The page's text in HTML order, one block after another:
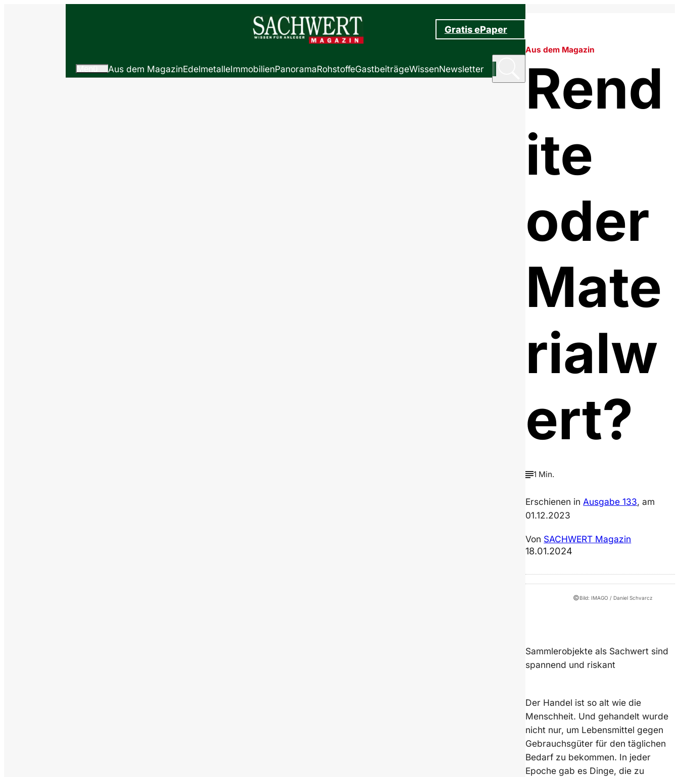
Gratis ePaper
Aus dem MagazinEdelmetalleImmobilienPanoramaRohstoffeGastbeiträgeWissenNewsletter
Aus dem Magazin
Rend
ite
oder
Mate
rialw
ert?
1 Min.
Erschienen inAusgabe 133, am
01.12.2023
Von SACHWERT Magazin
18.01.2024
©Bild: IMAGO / Daniel Schvarcz
Sammlerobjekte als Sachwert sind
spannend und riskant
Der Handel ist so alt wie die
Menschheit. Und gehandelt wurde
nicht nur, um Lebensmittel gegen
Gebrauchsgüter für den täglichen
Bedarf zu bekommen. In jeder
Epoche gab es Dinge, die zu